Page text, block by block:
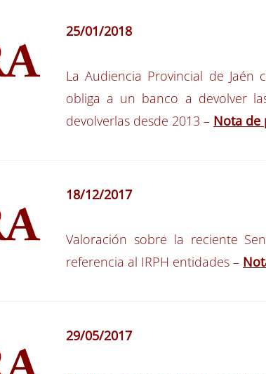
25/01/2018
La Audiencia Provincial de
obliga a un banco a devolver
devolverlas desde 2013 – Nota de
18/12/2017
Valoración sobre la reciente
referencia al IRPH entidades –
29/05/2017